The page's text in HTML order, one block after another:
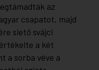
az
csapatot, majd
siető svájci
a két
a sorba véve a